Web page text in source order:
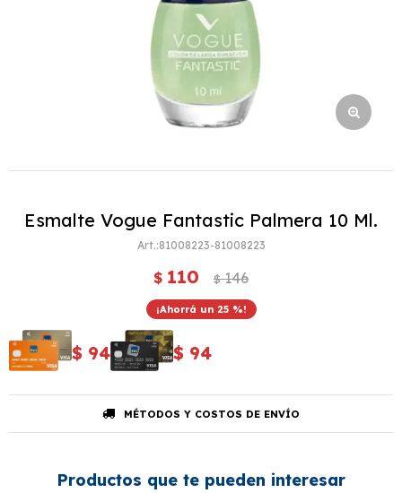
Esmalte Vogue Fantastic Palmera 10 Ml.
81008223-81008223
$ 110 $ 146
25
$ 94 $ 94
MÉTODOS Y COSTOS DE ENVÍO
Productos que te pueden interesar